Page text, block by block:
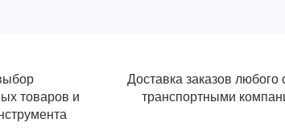
товаров и
Доставка заказов любого
транспортными